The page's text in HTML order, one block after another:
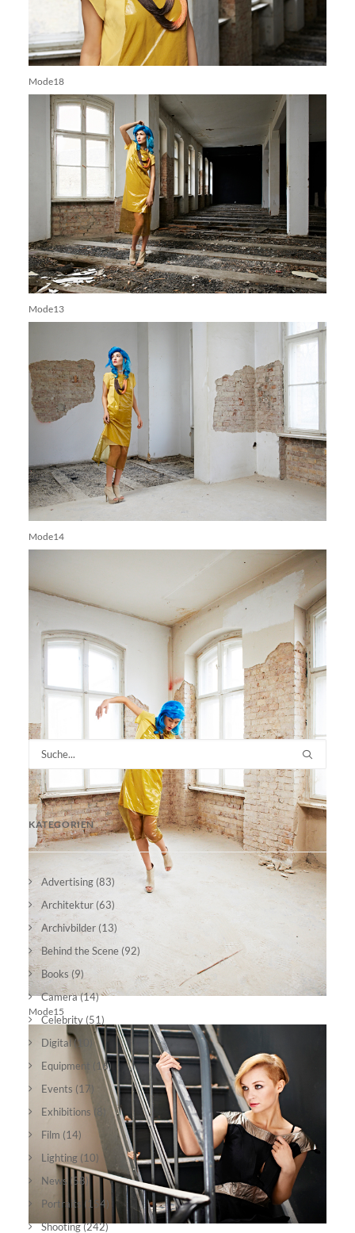
Mode18
Mode13
Mode14
Mode15
KATEGORIEN
Advertising (83)
Architektur (63)
Archivbilder (13)
Behind the Scene (92)
Books (9)
Camera(14)
Celebrity (51)
Digital(10)
Equipment
(16)
Events (17)
Exhibitions(8)
Film (14)
Lighting (10)
News (58)
Portraits (154)
Shooting(242)